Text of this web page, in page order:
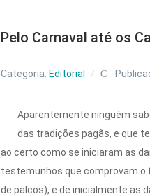
Pelo Carnaval até os
Categoria: Editorial
Aparentemente ninguém
das tradições pagãs, e que
ao certo como se iniciaram as
testemunhos que comprovam o
de palcos), e de inicialmente as